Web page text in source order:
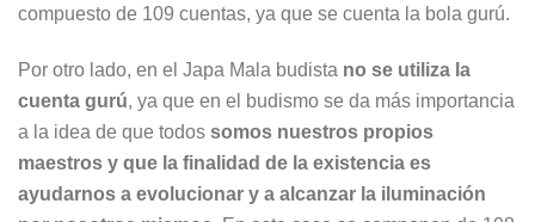
compuesto de 109 cuentas, ya que se cuenta la bola gurú.
Por otro lado, en el Japa Mala budista no se utiliza la
cuenta gurú, ya que en el budismo se da más importancia
a la idea de que todos somos nuestros propios
maestros y que la finalidad de la existencia es
ayudarnos a evolucionar y a alcanzar la iluminación